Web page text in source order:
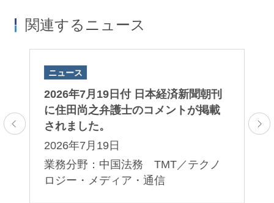
関連するニュース
ニュース
2026年7月19日付 日本経済新聞朝刊
に住田尚之弁護士のコメントが掲載
されました。
2026年7月19日
業務分野：中国法務 TMT／テクノ
ロジー・メディア・通信
田
ま